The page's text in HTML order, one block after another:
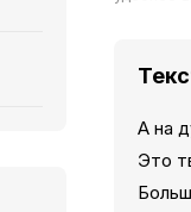
А на
Это